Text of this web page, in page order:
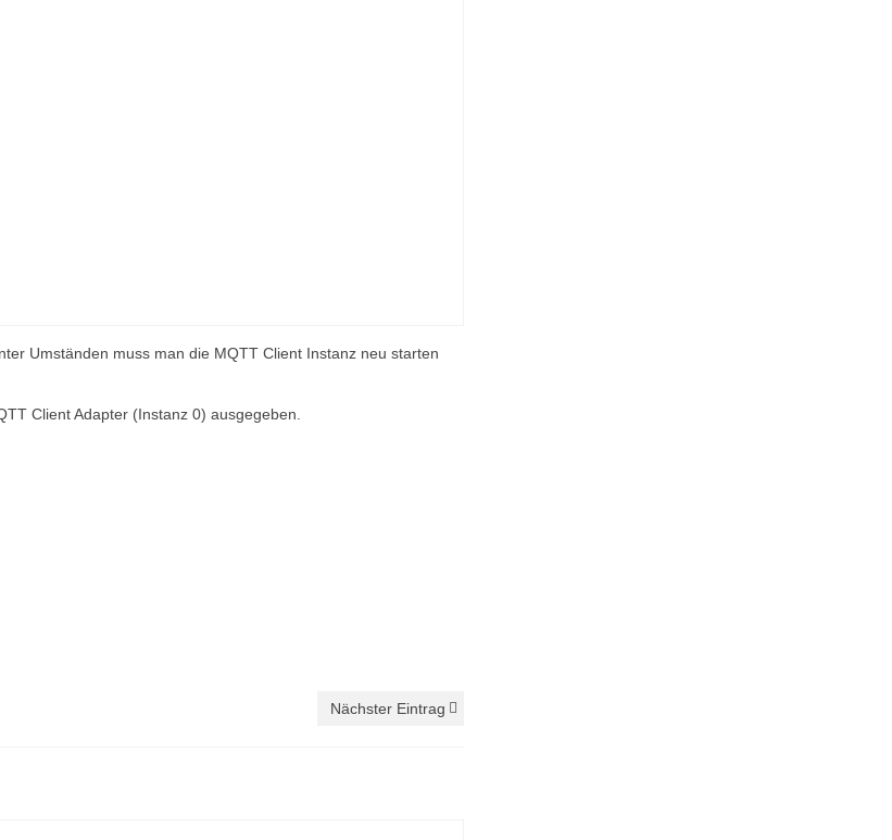
Umständen muss man die MQTT Client Instanz neu starten
Client Adapter (Instanz 0) ausgegeben.
Nächster Eintrag